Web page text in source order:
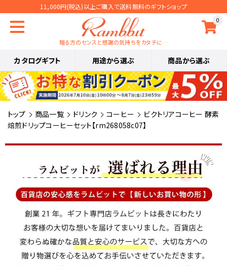
11,000円(税込)以上ご購入で送料無料のギフトショップ
0
贈る方のセンスと感謝の気持ちをカタチに…
カタログギフト 用途から選ぶ 商品から選ぶ
トップ 商品一覧 ドリンク コーヒー
ビクトリアコーヒー 酵素
焙煎ドリップコーヒーセット【rm268058c07】